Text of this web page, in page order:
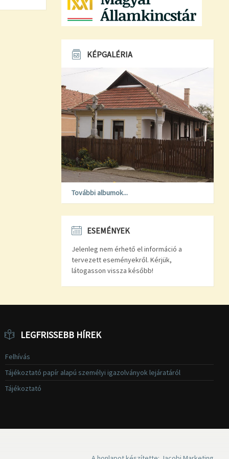
KÉPGALÉRIA
További albumok...
ESEMÉNYEK
Jelenleg nem érhető el információ a
tervezett eseményekről. Kérjük,
látogasson vissza később!
LEGFRISSEBB HÍREK
Felhívás
Tájékoztató papír alapú személyi igazolványok lejáratáról
Tájékoztató